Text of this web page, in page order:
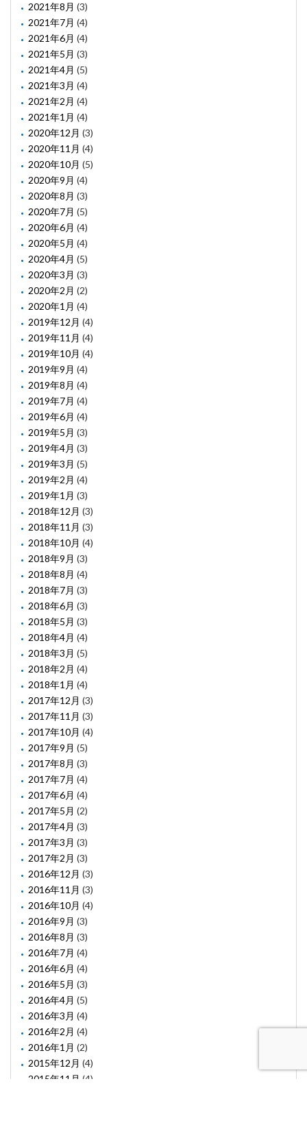
2021年8月 (3)
2021年7月 (4)
2021年6月 (4)
2021年5月 (3)
2021年4月 (5)
2021年3月 (4)
2021年2月 (4)
2021年1月 (4)
2020年12月 (3)
2020年11月 (4)
2020年10月 (5)
2020年9月 (4)
2020年8月 (3)
2020年7月 (5)
2020年6月 (4)
2020年5月 (4)
2020年4月 (5)
2020年3月 (3)
2020年2月 (2)
2020年1月 (4)
2019年12月 (4)
2019年11月 (4)
2019年10月 (4)
2019年9月 (4)
2019年8月 (4)
2019年7月 (4)
2019年6月 (4)
2019年5月 (3)
2019年4月 (3)
2019年3月 (5)
2019年2月 (4)
2019年1月 (3)
2018年12月 (3)
2018年11月 (3)
2018年10月 (4)
2018年9月 (3)
2018年8月 (4)
2018年7月 (3)
2018年6月 (3)
2018年5月 (3)
2018年4月 (4)
2018年3月 (5)
2018年2月 (4)
2018年1月 (4)
2017年12月 (3)
2017年11月 (3)
2017年10月 (4)
2017年9月 (5)
2017年8月 (3)
2017年7月 (4)
2017年6月 (4)
2017年5月 (2)
2017年4月 (3)
2017年3月 (3)
2017年2月 (3)
2016年12月 (3)
2016年11月 (3)
2016年10月 (4)
2016年9月 (3)
2016年8月 (3)
2016年7月 (4)
2016年6月 (4)
2016年5月 (3)
2016年4月 (5)
2016年3月 (4)
2016年2月 (4)
2016年1月 (2)
2015年12月 (4)
2015年11月 (4)